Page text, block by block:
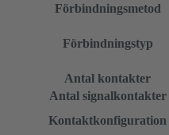
Förbindningsmetod
Förbindningstyp
Antal kontakter
Antal signalkontakter
Kontaktkonfiguration